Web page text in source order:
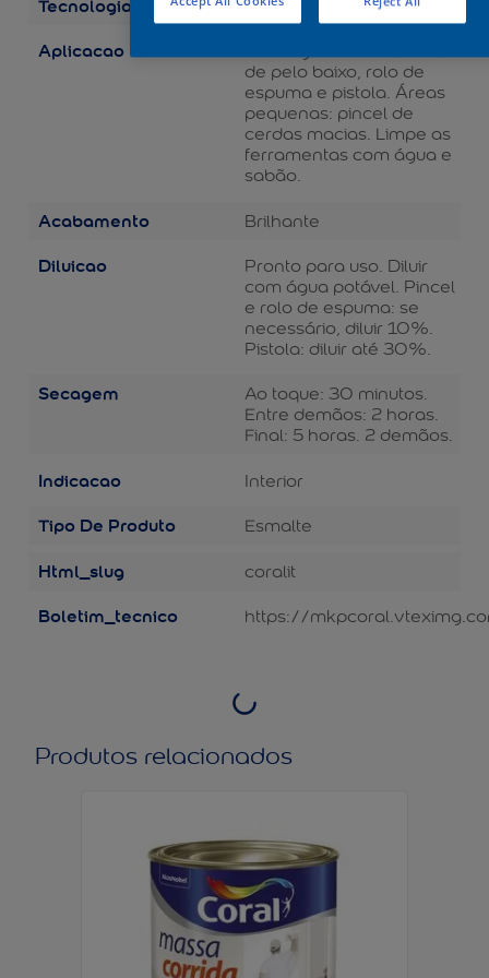
Balance
Aplicacao
de pelo baixo, rolo de
espuma e pistola. Áreas
pequenas: pincel de
cerdas macias. Limpe as
ferramentas com água e
sabão.
Acabamento Brilhante
Diluicao
Pronto para uso. Diluir
com água potável. Pincel
e rolo de espuma: se
necessário, diluir 10%.
Pistola: diluir até 30%.
Secagem
Ao toque: 30 minutos.
Entre demãos: 2 horas.
Final: 5 horas. 2 demãos.
Indicacao Interior
Tipo De Produto Esmalte
Html_slug coralit
Boletim_tecnico https://
Produtos relacionados